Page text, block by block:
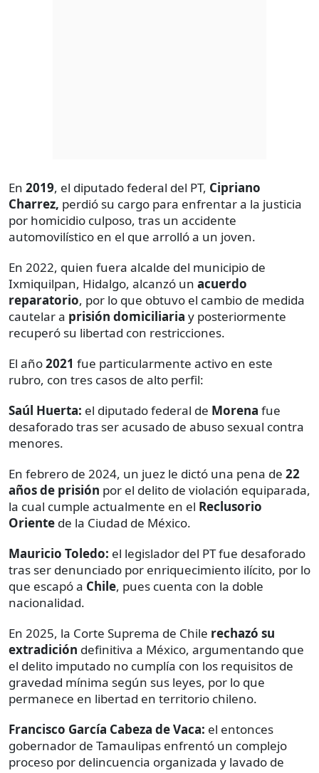
En 2019, el diputado federal del PT, Cipriano
Charrez, perdió su cargo para enfrentar a la justicia
por homicidio culposo, tras un accidente
automovilístico en el que arrolló a un joven.
En 2022, quien fuera alcalde del municipio de
Ixmiquilpan, Hidalgo, alcanzó un acuerdo
reparatorio, por lo que obtuvo el cambio de medida
cautelar a prisión domiciliaria y posteriormente
recuperó su libertad con restricciones.
El año2021 fue particularmente activo en este
rubro, con tres casos de alto perfil:
Saúl Huerta: el diputado federal de Morena fue
desaforado tras ser acusado de abuso sexual contra
menores.
En febrero de 2024, un juez le dictó una pena de 22
años de prisión por el delito de violación equiparada,
la cual cumple actualmente en el Reclusorio
Oriente de la Ciudad de México.
Mauricio Toledo: el legislador del PT fue desaforado
tras ser denunciado por enriquecimiento ilícito, por lo
que escapó a Chile, pues cuenta con la doble
nacionalidad.
En 2025, la Corte Suprema de Chile rechazó su
extradición definitiva a México, argumentando que
el delito imputado no cumplía con los requisitos de
gravedad mínima según sus leyes, por lo que
permanece en libertad en territorio chileno.
Francisco García Cabeza de Vaca: el entonces
gobernador de Tamaulipas enfrentó un complejo
proceso por delincuencia organizada y lavado de